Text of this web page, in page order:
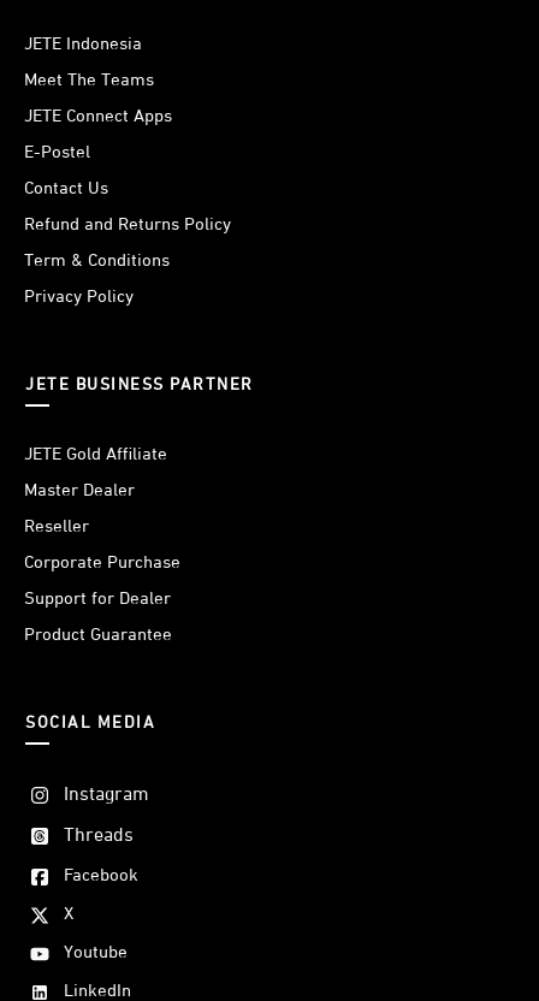
JETE Indonesia
Meet The Teams
JETE Connect Apps
E-Postel
Contact Us
Refund and Returns Policy
Term & Conditions
Privacy Policy
JETE BUSINESS PARTNER
JETE Gold Affiliate
Master Dealer
Reseller
Corporate Purchase
Support for Dealer
Product Guarantee
SOCIAL MEDIA
Instagram
Threads
Facebook
X
Youtube
LinkedIn